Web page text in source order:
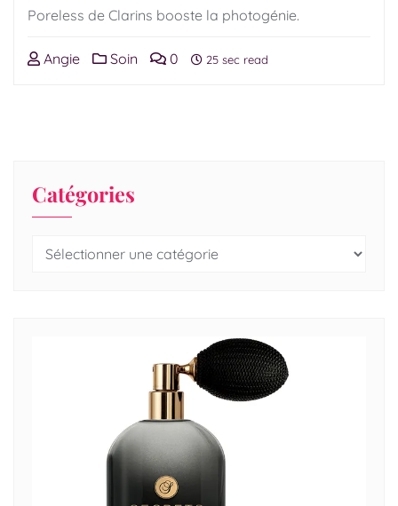
Poreless de Clarins booste la photogénie.
Angie Soin 0 25 sec read
Catégories